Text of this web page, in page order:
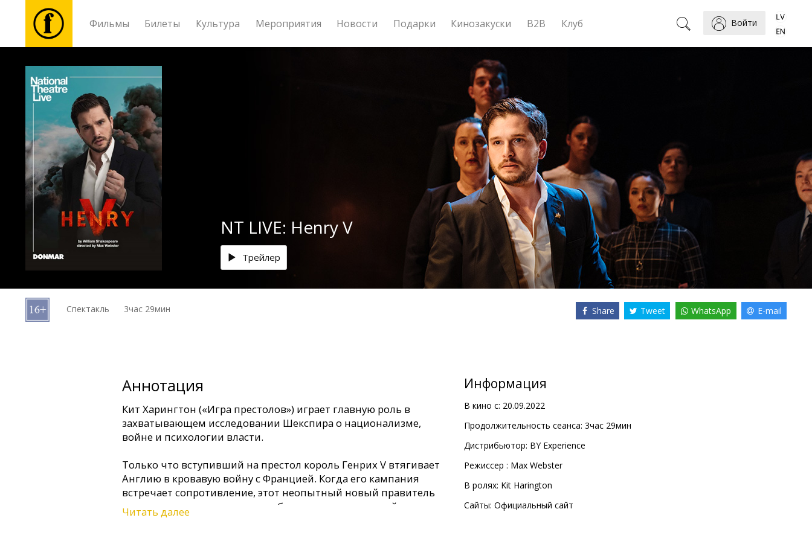
Фильмы Билеты Культура Мероприятия Новости Подарки Кинозакуски B2B Клуб Войти
Фильмы
Билеты
Культура
Мероприятия
Новости
Подарки
B2B
NT LIVE: Henry V
Трейлер
Спектакль 3час 29мин Share Tweet WhatsApp E-mail
Аннотация
Кит Харингтон («Игра престолов») играет главную роль в
захватывающем исследовании Шекспира о национализме,
войне и психологии власти.
Только что вступивший на престол король Генрих V втягивает
Англию в кровавую войну с Францией. Когда его кампания
встречает сопротивление, этот неопытный новый правитель
должен доказать, что он способен вести страну на войну.
Читать далее
Информация
В кино с: 20.09.2022
Продолжительность сеанса: 3час 29мин
Дистрибьютор: BY Experience
Pежиссер : Max Webster
В ролях: Kit Harington
Сайты: Официальный сайт